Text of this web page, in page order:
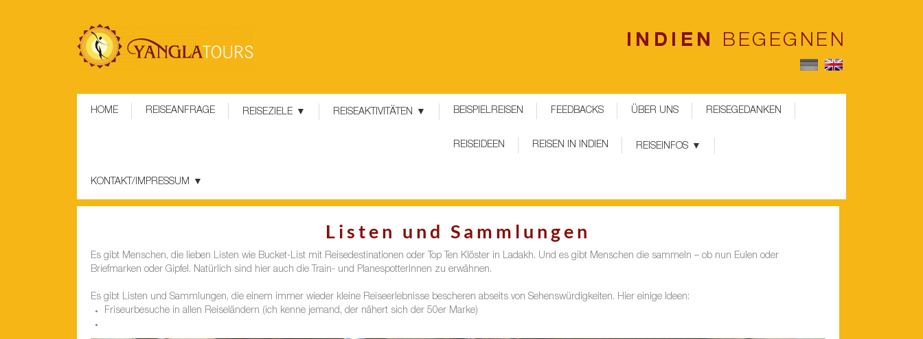
INDIEN BEGEGNEN
HOME REISEANFRAGE REISEZIELE REISEAKTIVITÄTEN BEISPIELREISEN FEEDBACKS ÜBER UNS REISEGEDANKEN
REISEIDEEN REISEN IN INDIEN REISEINFOS
KONTAKT/IMPRESSUM
Listen und Sammlungen
Es gibt Menschen, die lieben Listen wie Bucket-List mit Reisedestinationen oder Top Ten Klöster in Ladakh. Und es gibt Menschen die sammeln – ob nun Eulen oder
Briefmarken oder Gipfel. Natürlich sind hier auch die Train- und PlanespotterInnen zu erwähnen.
Es gibt Listen und Sammlungen, die einem immer wieder kleine Reiseerlebnisse bescheren abseits von Sehenswürdigkeiten. Hier einige Ideen:
Friseurbesuche in allen Reiseländern (ich kenne jemand, der nähert sich der 50er Marke)